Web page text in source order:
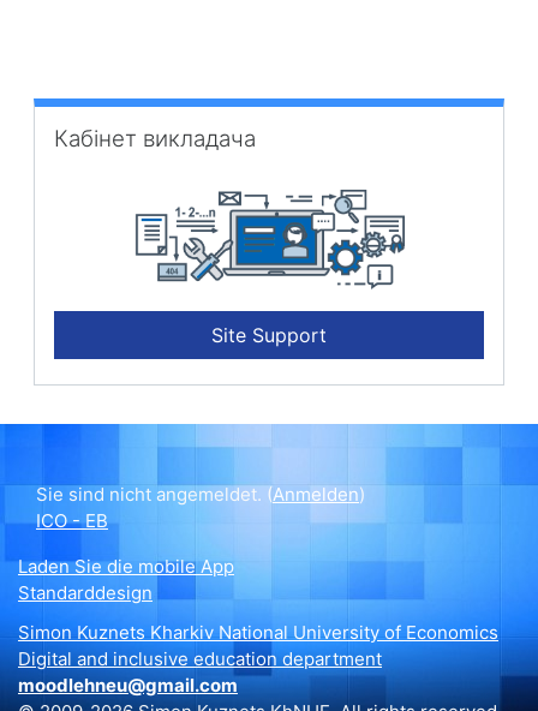
Кабінет викладача überspringen
Кабінет викладача
Site Support
Sie sind nicht angemeldet. (Anmelden)
ІСО - ЕВ
Laden Sie die mobile App
Standarddesign
Simon Kuznets Kharkiv National University of Economics
Digital and inclusive education department
moodlehneu@gmail.com